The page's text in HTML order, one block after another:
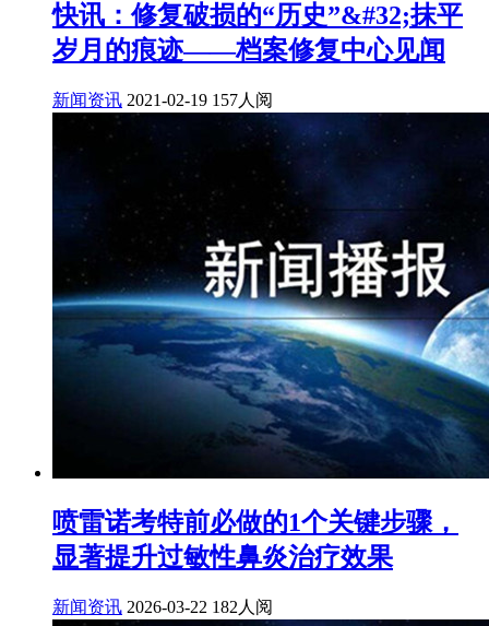
快讯：修复破损的“历史”&#32;抹平
岁月的痕迹——档案修复中心见闻
新闻资讯 2021-02-19 157人阅
喷雷诺考特前必做的1个关键步骤，
显著提升过敏性鼻炎治疗效果
新闻资讯 2026-03-22 182人阅